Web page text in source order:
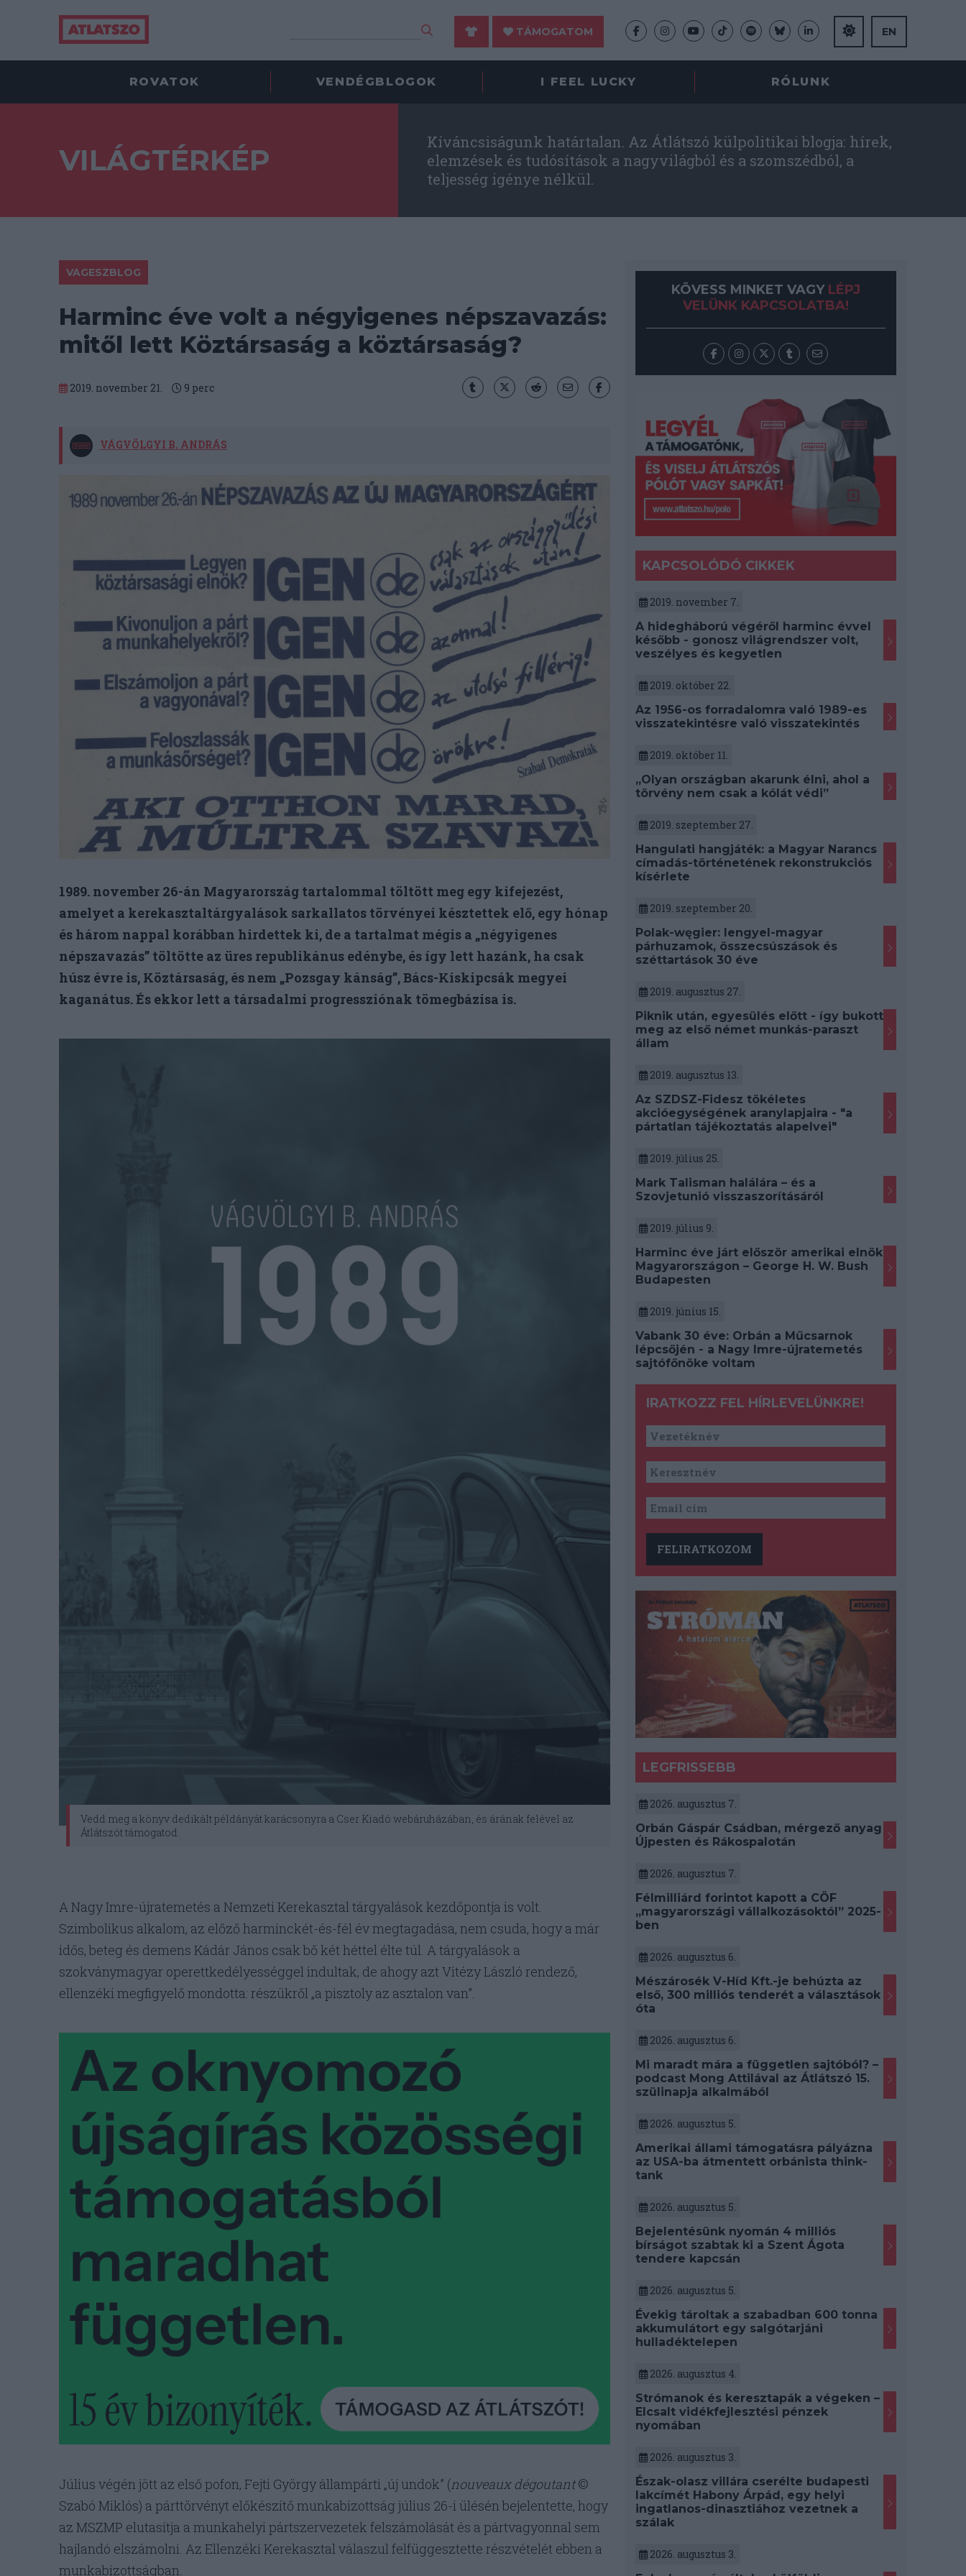
TÁMOGATOM EN
ROVATOK VENDÉGBLOGOK I FEEL LUCKY RÓLUNK
VILÁGTÉRKÉP
Kíváncsiságunk határtalan. Az Átlátszó külpolitikai blogja: hírek,
elemzések és tudósítások a nagyvilágból és a szomszédból, a
teljesség igénye nélkül.
VAGESZBLOG
Harminc éve volt a négyigenes népszavazás:
mitől lett Köztársaság a köztársaság?
2019. november 21. 9 perc
VÁGVÖLGYI B. ANDRÁS
1989. november 26-án Magyarország tartalommal töltött meg egy kifejezést,
amelyet a kerekasztaltárgyalások sarkallatos törvényei késztettek elő, egy hónap
és három nappal korábban hirdettek ki, de a tartalmat mégis a „négyigenes
népszavazás” töltötte az üres republikánus edénybe, és így lett hazánk, ha csak
húsz évre is, Köztársaság, és nem „Pozsgay kánság”, Bács-Kiskipcsák megyei
kaganátus. És ekkor lett a társadalmi progressziónak tömegbázisa is.
Vedd meg a könyv dedikált példányát karácsonyra a Cser Kiadó webáruházában, és árának felével az
Átlátszót támogatod.
A Nagy Imre-újratemetés a Nemzeti Kerekasztal tárgyalások kezdőpontja is volt.
Szimbolikus alkalom, az előző harminckét-és-fél év megtagadása, nem csuda, hogy a már
idős, beteg és demens Kádár János csak bő két héttel élte túl. A tárgyalások a
szokványmagyar operettkedélyességgel indultak, de ahogy azt Vitézy László rendező,
ellenzéki megfigyelő mondotta: részükről „a pisztoly az asztalon van”.
Július végén jött az első pofon, Fejti György állampárti „új undok” (nouveaux dégoutant©
Szabó Miklós) a párttörvényt előkészítő munkabizottság július 26-i ülésén bejelentette, hogy
az MSZMP elutasítja a munkahelyi pártszervezetek felszámolását és a pártvagyonnal sem
hajlandó elszámolni. Az Ellenzéki Kerekasztal válaszul felfüggesztette részvételét ebben a
munkabizottságban.
KÖVESS MINKET VAGY LÉPJ
VELÜNK KAPCSOLATBA!
KAPCSOLÓDÓ CIKKEK
2019. november 7.
A hidegháború végéről harminc évvel
később - gonosz világrendszer volt,
veszélyes és kegyetlen
2019. október 22.
Az 1956-os forradalomra való 1989-es
visszatekintésre való visszatekintés
2019. október 11.
„Olyan országban akarunk élni, ahol a
törvény nem csak a kólát védi”
2019. szeptember 27.
Hangulati hangjáték: a Magyar Narancs
címadás-történetének rekonstrukciós
kísérlete
2019. szeptember 20.
Polak-węgier: lengyel-magyar
párhuzamok, összecsúszások és
széttartások 30 éve
2019. augusztus 27.
Piknik után, egyesülés előtt - így bukott
meg az első német munkás-paraszt
állam
2019. augusztus 13.
Az SZDSZ-Fidesz tökéletes
akcióegységének aranylapjaira - "a
pártatlan tájékoztatás alapelvei"
2019. július 25.
Mark Talisman halálára – és a
Szovjetunió visszaszorításáról
2019. július 9.
Harminc éve járt először amerikai elnök
Magyarországon – George H. W. Bush
Budapesten
2019. június 15.
Vabank 30 éve: Orbán a Műcsarnok
lépcsőjén - a Nagy Imre-újratemetés
sajtófőnöke voltam
IRATKOZZ FEL HÍRLEVELÜNKRE!
LEGFRISSEBB
2026. augusztus 7.
Orbán Gáspár Csádban, mérgező anyag
Újpesten és Rákospalotán
2026. augusztus 7.
Félmilliárd forintot kapott a CÖF
„magyarországi vállalkozásoktól” 2025-
ben
2026. augusztus 6.
Mészárosék V-Híd Kft.-je behúzta az
első, 300 milliós tenderét a választások
óta
2026. augusztus 6.
Mi maradt mára a független sajtóból? –
podcast Mong Attilával az Átlátszó 15.
szülinapja alkalmából
2026. augusztus 5.
Amerikai állami támogatásra pályázna
az USA-ba átmentett orbánista think-
tank
2026. augusztus 5.
Bejelentésünk nyomán 4 milliós
bírságot szabtak ki a Szent Ágota
tendere kapcsán
2026. augusztus 5.
Évekig tároltak a szabadban 600 tonna
akkumulátort egy salgótarjáni
hulladéktelepen
2026. augusztus 4.
Strómanok és keresztapák a végeken –
Elcsalt vidékfejlesztési pénzek
nyomában
2026. augusztus 3.
Észak-olasz villára cserélte budapesti
lakcímét Habony Árpád, egy helyi
ingatlanos-dinasztiához vezetnek a
szálak
2026. augusztus 3.